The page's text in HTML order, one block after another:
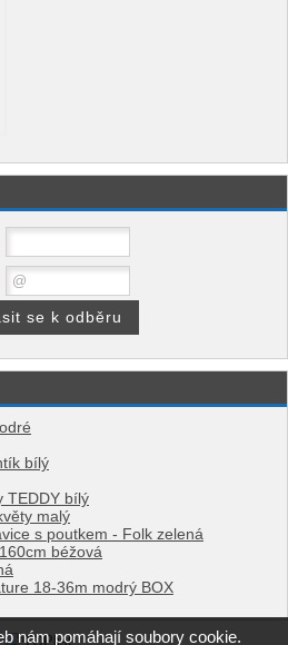
bílý
TEDDY bílý
malý
s poutkem - Folk zelená
béžová
18-36m modrý BOX
nám pomáhají soubory cookie.